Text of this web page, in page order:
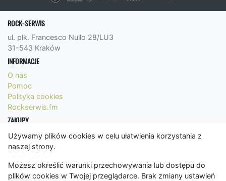
Używamy plików cookies w celu ułatwienia korzystania z
naszej strony.
Możesz określić warunki przechowywania lub dostępu do
plików cookies w Twojej przeglądarce. Brak zmiany ustawień
ROCK-SERWIS
ul. płk. Francesco Nullo 28/LU3
31-543 Kraków
INFORMACJE
O nas
Pomoc
Polityka cookies
Rockserwis.fm
ZAKUPY
Formy płatności
Koszty wysyłki
Regulamin